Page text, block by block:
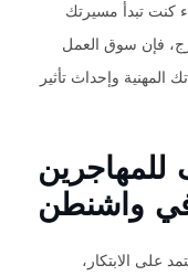
كنت تبدأ مسيرتك
فإن سوق العمل
وإحداث تأثير
للمهاجرين
واشنطن
على الابتكار،